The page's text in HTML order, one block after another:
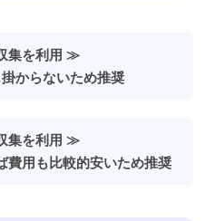
集を利用 ≫
からないため推奨
集を利用 ≫
用も比較的安いため推奨